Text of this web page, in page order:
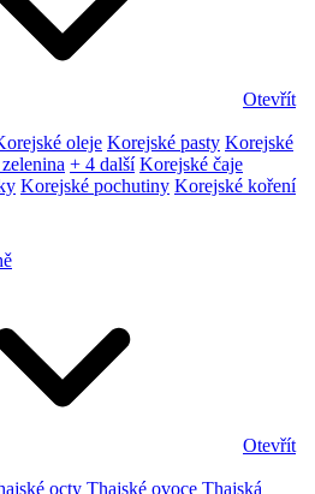
Otevřít
oleje Korejské pasty Korejské
+ 4 další Korejské čaje
Korejské pochutiny Korejské koření
Otevřít
octy Thajské ovoce Thajská